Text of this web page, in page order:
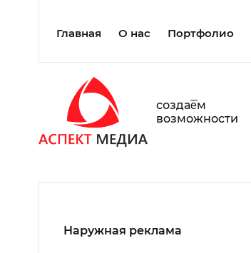
Главная О нас Портфолио
создаe̅м
возможности
Наружная реклама